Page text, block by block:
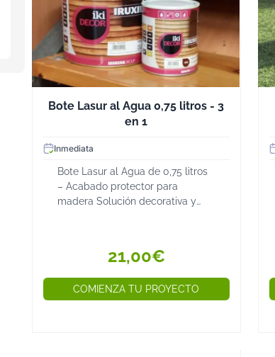
Bote Lasur al Agua 0,75 litros - 3
en 1
Inmediata
Bote Lasur al Agua de 0,75 litros
– Acabado protector para
madera Solución decorativa y
práctica para proteger ...
21,00€
COMIENZA TU PROYECTO